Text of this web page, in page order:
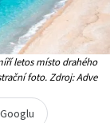
letos místo drahého
foto. Zdroj: Adve